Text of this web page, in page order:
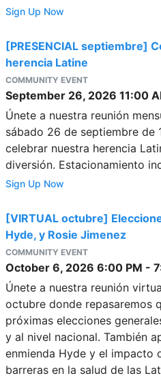
Sign Up Now
[PRESENCIAL septiembre]
herencia Latine
COMMUNITY EVENT
September 26, 2026 11:00
Únete a nuestra reunión
sábado 26 de septiembre de
celebrar nuestra herencia
diversión. Estacionamiento
Sign Up Now
[VIRTUAL octubre]
Hyde, y Rosie Jimenez
COMMUNITY EVENT
October 6, 2026 6:00 PM -
Únete a nuestra reunión
octubre donde repasaremos
próximas elecciones
y al nivel nacional. También
enmienda Hyde y el impacto
barreras en la salud de las